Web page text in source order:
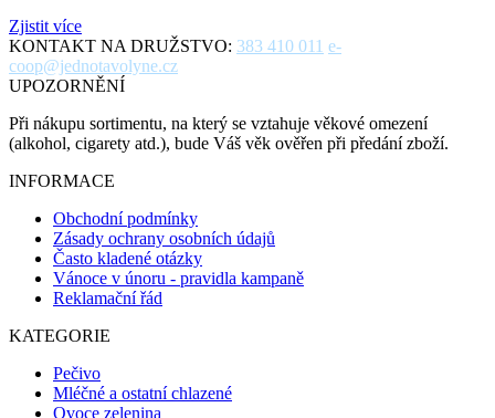
Zjistit více
KONTAKT NA DRUŽSTVO: 383 410 011 e-
coop@jednotavolyne.cz
UPOZORNĚNÍ
Při nákupu sortimentu, na který se vztahuje věkové omezení
(alkohol, cigarety atd.), bude Váš věk ověřen při předání zboží.
INFORMACE
Obchodní podmínky
Zásady ochrany osobních údajů
Často kladené otázky
Vánoce v únoru - pravidla kampaně
Reklamační řád
KATEGORIE
Pečivo
Mléčné a ostatní chlazené
Ovoce zelenina